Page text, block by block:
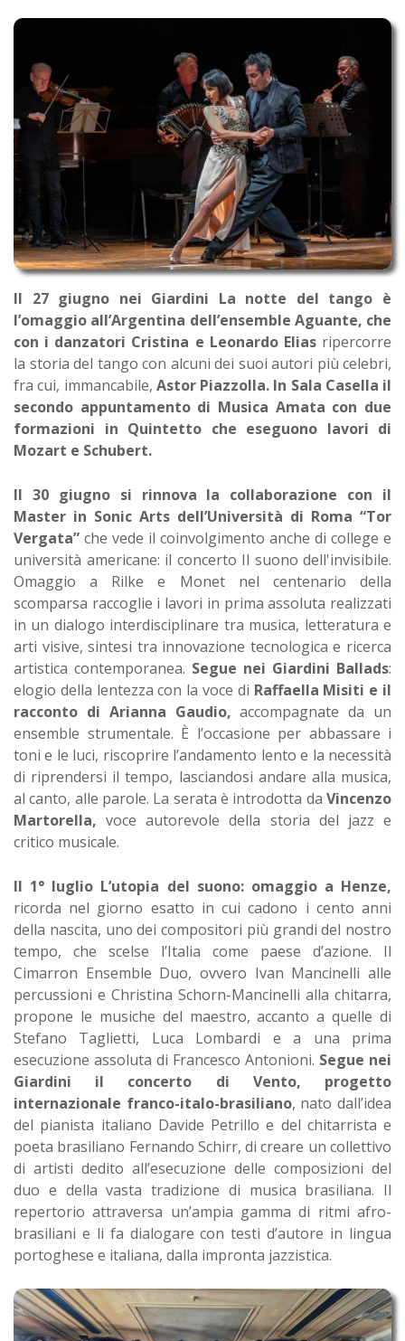
Il 27 giugno nei Giardini La notte del tango è
l’omaggio all’Argentina dell’ensemble Aguante, che
con i danzatori Cristina e Leonardo Eliasripercorre
la storia del tango con alcuni dei suoi autori più celebri,
fra cui, immancabile, Astor Piazzolla. In Sala Casella il
secondo appuntamento di Musica Amata con due
formazioni in Quintetto che eseguono lavori di
Mozart e Schubert.
Il 30 giugno si rinnova la collaborazione con il
Master in Sonic Arts dell’Università di Roma “Tor
Vergata” che vede il coinvolgimento anche di college e
università americane: il concerto Il suono dell'invisibile.
Omaggio a Rilke e Monet nel centenario della
scomparsa raccoglie i lavori in prima assoluta realizzati
in un dialogo interdisciplinare tra musica, letteratura e
arti visive, sintesi tra innovazione tecnologica e ricerca
artistica contemporanea. Segue nei Giardini Ballads:
elogio della lentezza con la voce di Raffaella Misiti e il
racconto di Arianna Gaudio, accompagnate da un
ensemble strumentale. È l’occasione per abbassare i
toni e le luci, riscoprire l’andamento lento e la necessità
di riprendersi il tempo, lasciandosi andare alla musica,
al canto, alle parole. La serata è introdotta da Vincenzo
Martorella, voce autorevole della storia del jazz e
critico musicale.
Il 1° luglio L’utopia del suono: omaggio a Henze,
ricorda nel giorno esatto in cui cadono i cento anni
della nascita, uno dei compositori più grandi del nostro
tempo, che scelse l’Italia come paese d’azione. Il
Cimarron Ensemble Duo, ovvero Ivan Mancinelli alle
percussioni e Christina Schorn-Mancinelli alla chitarra,
propone le musiche del maestro, accanto a quelle di
Stefano Taglietti, Luca Lombardi e a una prima
esecuzione assoluta di Francesco Antonioni. Segue nei
Giardini il concerto di Vento, progetto
internazionale franco-italo-brasiliano, nato dall’idea
del pianista italiano Davide Petrillo e del chitarrista e
poeta brasiliano Fernando Schirr, di creare un collettivo
di artisti dedito all’esecuzione delle composizioni del
duo e della vasta tradizione di musica brasiliana. Il
repertorio attraversa un’ampia gamma di ritmi afro-
brasiliani e li fa dialogare con testi d’autore in lingua
portoghese e italiana, dalla impronta jazzistica.